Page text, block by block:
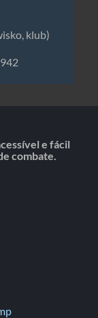
klub)
e fácil
combate.